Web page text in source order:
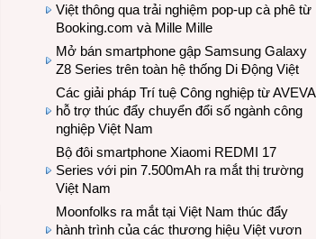
Việt thông qua trải nghiệm pop-up cà phê từ
Booking.com và Mille Mille
Mở bán smartphone gập Samsung Galaxy
Z8 Series trên toàn hệ thống Di Động Việt
Các giải pháp Trí tuệ Công nghiệp từ AVEVA
hỗ trợ thúc đẩy chuyển đổi số ngành công
nghiệp Việt Nam
Bộ đôi smartphone Xiaomi REDMI 17
Series với pin 7.500mAh ra mắt thị trường
Việt Nam
Moonfolks ra mắt tại Việt Nam thúc đẩy
hành trình của các thương hiệu Việt vươn